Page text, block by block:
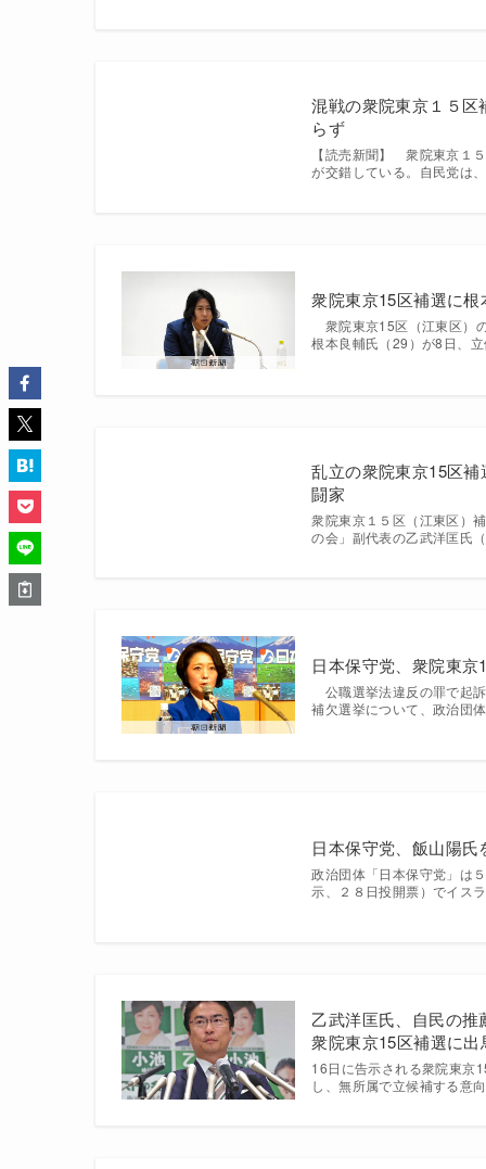
混戦の衆院東京１５
らず
【読売新聞】 衆院東京１
が交錯している。自民党は
衆院東京15区補選に
衆院東京15区（江東区）
根本良輔氏（29）が8日、
乱立の衆院東京15区
闘家
衆院東京１５区（江東区）
の会」副代表の乙武洋匡氏
日本保守党、衆院東
公職選挙法違反の罪で起
補欠選挙について、政治団
日本保守党、飯山陽
政治団体「日本保守党」は
示、２８日投開票）でイス
乙武洋匡氏、自民の
衆院東京15区補選に
16日に告示される衆院東京
し、無所属で立候補する意